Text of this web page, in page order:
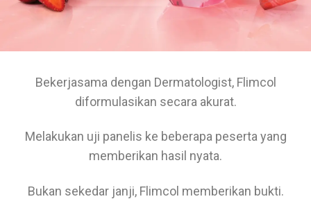
Bekerjasama dengan Dermatologist, Flimcol
diformulasikan secara akurat.
Melakukan uji panelis ke beberapa peserta yang
memberikan hasil nyata.
Bukan sekedar janji, Flimcol memberikan bukti.